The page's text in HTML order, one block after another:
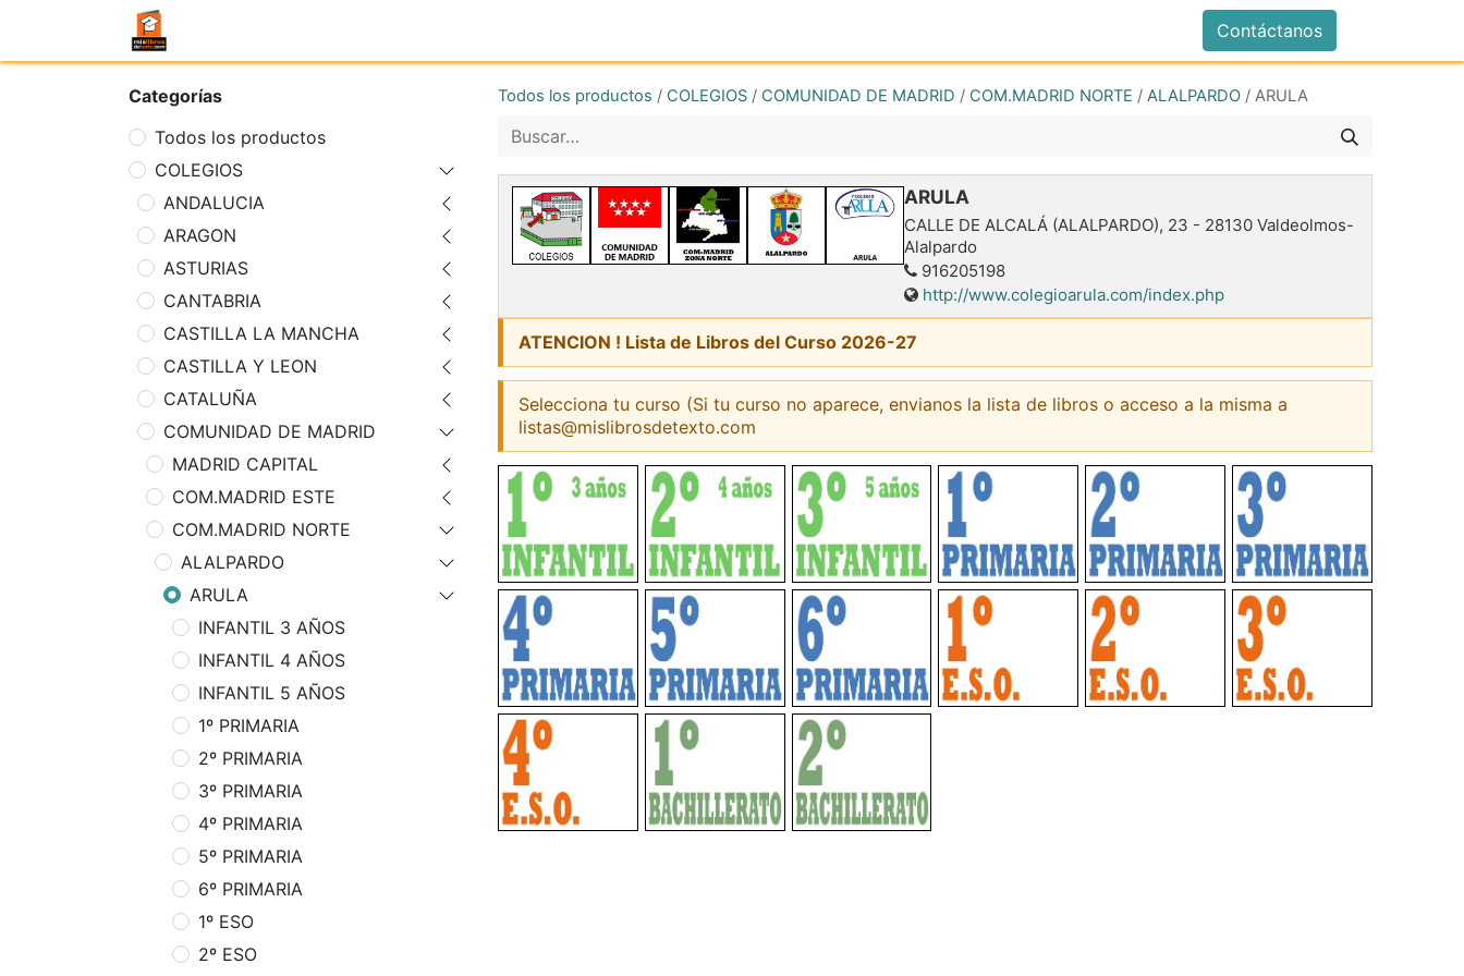
Contáctanos
Categorías
Todos los productos
COLEGIOS
ANDALUCIA
ARAGON
ASTURIAS
CANTABRIA
CASTILLA LA MANCHA
CASTILLA Y LEON
CATALUÑA
COMUNIDAD DE MADRID
MADRID CAPITAL
COM.MADRID ESTE
COM.MADRID NORTE
ALALPARDO
ARULA
INFANTIL 3 AÑOS
INFANTIL 4 AÑOS
INFANTIL 5 AÑOS
1º PRIMARIA
2º PRIMARIA
3º PRIMARIA
4º PRIMARIA
5º PRIMARIA
6º PRIMARIA
1º ESO
2º ESO
Todos los productos / COLEGIOS / COMUNIDAD DE MADRID / COM.MADRID NORTE / ALALPARDO / ARULA
ARULA
CALLE DE ALCALÁ (ALALPARDO), 23 - 28130 Valdeolmos-
Alalpardo
916205198
http://www.colegioarula.com/index.php
ATENCION ! Lista de Libros del Curso 2026-27
Selecciona tu curso (Si tu curso no aparece, envianos la lista de libros o acceso a la misma a
listas@mislibrosdetexto.com